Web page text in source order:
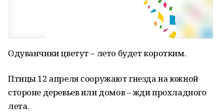
Одуванчики цветут – лето будет коротким.
Птицы 12 апреля сооружают гнезда на южной
стороне деревьев или домов – жди прохладного
лета.